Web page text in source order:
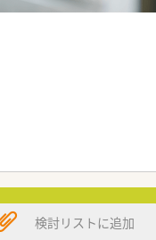
検討リストに追加